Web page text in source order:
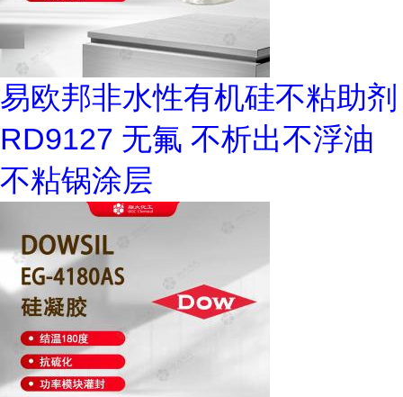
易欧邦非水性有机硅不粘助剂
RD9127 无氟 不析出不浮油
不粘锅涂层